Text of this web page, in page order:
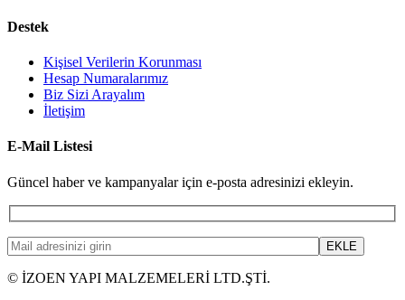
Destek
Kişisel Verilerin Korunması
Hesap Numaralarımız
Biz Sizi Arayalım
İletişim
E-Mail Listesi
Güncel haber ve kampanyalar için e-posta adresinizi ekleyin.
© İZOEN YAPI MALZEMELERİ LTD.ŞTİ.